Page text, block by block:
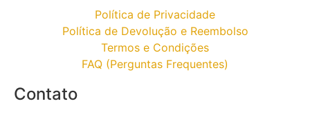
Política de Privacidade
Política de Devolução e Reembolso
Termos e Condições
FAQ (Perguntas Frequentes)
Contato